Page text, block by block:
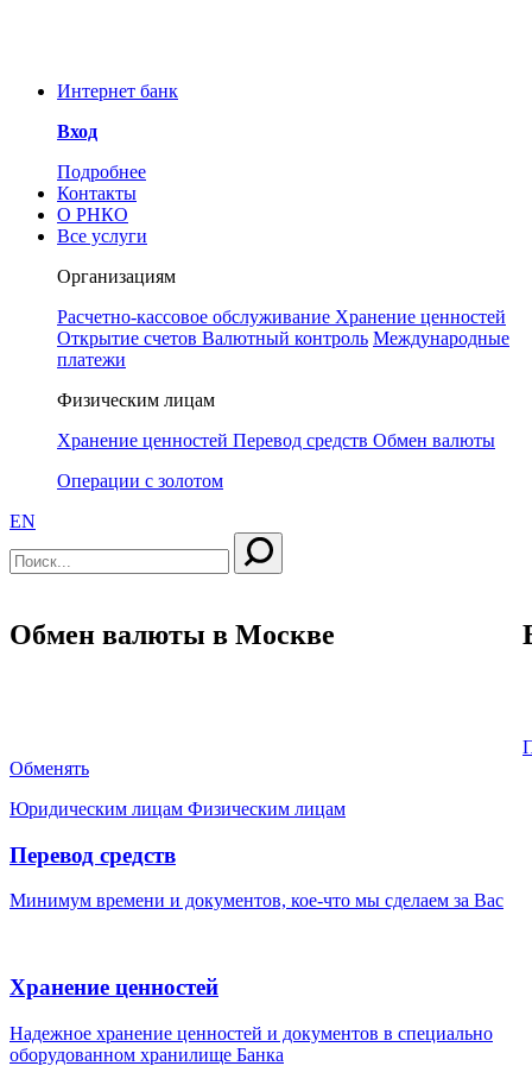
Интернет банк
Вход
Подробнее
Контакты
О РНКО
Все услуги
Организациям
Расчетно-кассовое обслуживание Хранение ценностей
Открытие счетов Валютный контроль Международные
платежи
Физическим лицам
Хранение ценностей Перевод средств Обмен валюты
Операции с золотом
EN
Обмен валюты в Москве
Обменять
Юридическим лицам Физическим лицам
Перевод средств
Минимум времени и документов, кое-что мы сделаем за Вас
Хранение ценностей
Надежное хранение ценностей и документов в специально
оборудованном хранилище Банка
информирует Вас об угрозе
предотвращения инцидентов
просим принять к сведению, что у
РНКО «Металлург» нет аккаунтов
в социальных сетях. Сотрудники
РНКО также никогда не свяжутся с
Вами через любой мессенджер, в
частности Телеграмм.